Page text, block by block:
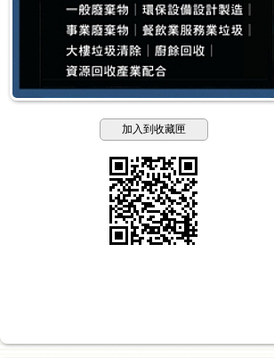
加入到收藏匣